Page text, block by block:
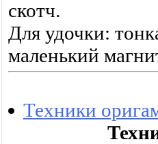
скотч.
Для удочки:
маленький
Техники